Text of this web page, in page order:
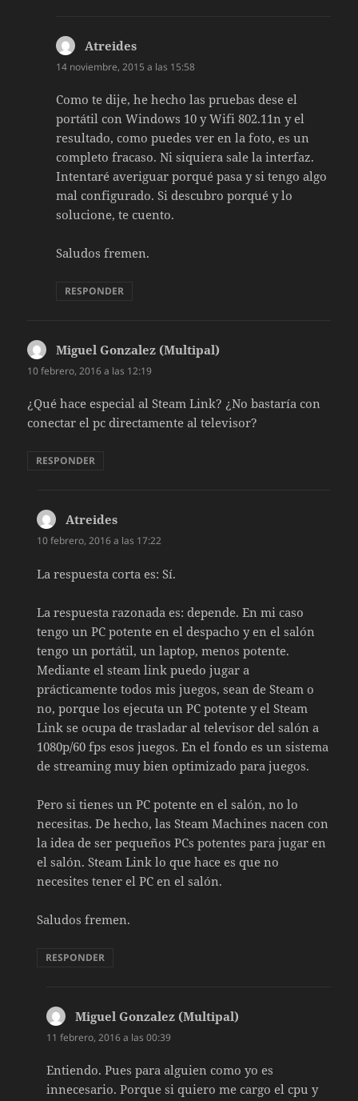
Atreides
14 noviembre, 2015 a las 15:58
Como te dije, he hecho las pruebas dese el
portátil con Windows 10 y Wifi 802.11n y el
resultado, como puedes ver en la foto, es un
completo fracaso. Ni siquiera sale la interfaz.
Intentaré averiguar porqué pasa y si tengo algo
mal configurado. Si descubro porqué y lo
solucione, te cuento.
Saludos fremen.
RESPONDER
Miguel Gonzalez (Multipal)
10 febrero, 2016 a las 12:19
¿Qué hace especial al Steam Link? ¿No bastaría con
conectar el pc directamente al televisor?
RESPONDER
Atreides
10 febrero, 2016 a las 17:22
La respuesta corta es: Sí.
La respuesta razonada es: depende. En mi caso
tengo un PC potente en el despacho y en el salón
tengo un portátil, un laptop, menos potente.
Mediante el steam link puedo jugar a
prácticamente todos mis juegos, sean de Steam o
no, porque los ejecuta un PC potente y el Steam
Link se ocupa de trasladar al televisor del salón a
1080p/60 fps esos juegos. En el fondo es un sistema
de streaming muy bien optimizado para juegos.
Pero si tienes un PC potente en el salón, no lo
necesitas. De hecho, las Steam Machines nacen con
la idea de ser pequeños PCs potentes para jugar en
el salón. Steam Link lo que hace es que no
necesites tener el PC en el salón.
Saludos fremen.
RESPONDER
Miguel Gonzalez (Multipal)
11 febrero, 2016 a las 00:39
Entiendo. Pues para alguien como yo es
innecesario. Porque si quiero me cargo el cpu y